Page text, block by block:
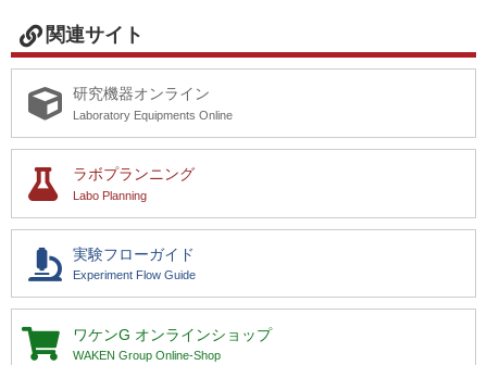
関連サイト
研究機器オンライン
Laboratory Equipments Online
ラボプランニング
Labo Planning
実験フローガイド
Experiment Flow Guide
ワケンG オンラインショップ
WAKEN Group Online-Shop